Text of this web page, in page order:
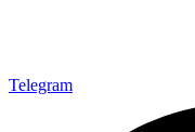
Telegram